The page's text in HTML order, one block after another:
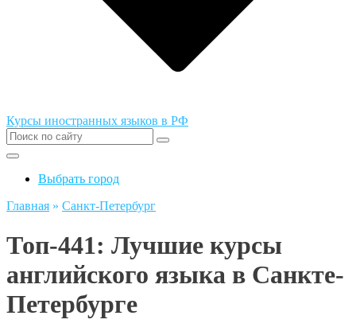
Курсы иностранных языков в РФ
Выбрать город
Главная » Санкт-Петербург
Топ-441: Лучшие курсы
английского языка в Санкте-
Петербурге